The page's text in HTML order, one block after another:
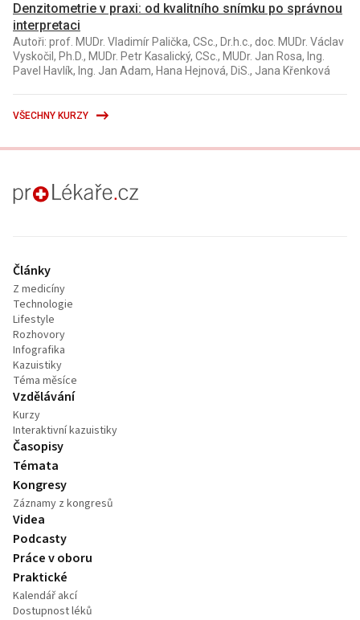
Denzitometrie v praxi: od kvalitního snímku po správnou
interpretaci
Autoři: prof. MUDr. Vladimír Palička, CSc., Dr.h.c., doc. MUDr. Václav
Vyskočil, Ph.D., MUDr. Petr Kasalický, CSc., MUDr. Jan Rosa, Ing.
Pavel Havlík, Ing. Jan Adam, Hana Hejnová, DiS., Jana Křenková
VŠECHNY KURZY
proLékaře.cz
Články
Z medicíny
Technologie
Lifestyle
Rozhovory
Infografika
Kazuistiky
Téma měsíce
Vzdělávání
Kurzy
Interaktivní kazuistiky
Časopisy
Témata
Kongresy
Záznamy z kongresů
Videa
Podcasty
Práce v oboru
Praktické
Kalendář akcí
Dostupnost léků